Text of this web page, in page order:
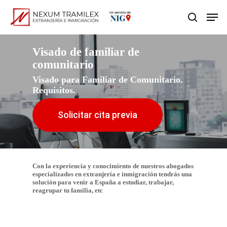
Skip
search
Visado de familiar de
comunitario
Visado para Familiar de Comunitario.
Requisitos.
Solicitar cita previa
Con la experiencia y conocimiento de nuestros abogados
especializados en extranjería e inmigración tendrás una
solución para venir a España a estudiar, trabajar,
reagrupar tu familia, etc